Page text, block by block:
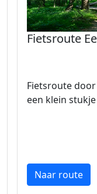
Fietsroute
Fietsroute
een klein
Naar route